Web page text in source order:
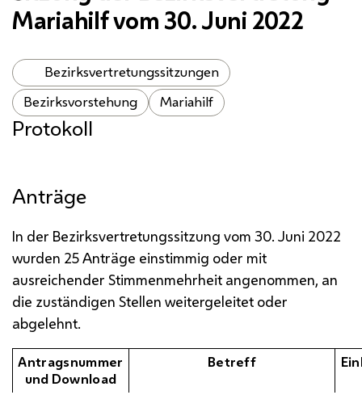
Mariahilf vom 30. Juni 2022
Bezirksvertretungssitzungen
Bezirksvorstehung
Mariahilf
Protokoll
Anträge
In der Bezirksvertretungssitzung vom 30. Juni 2022
wurden 25 Anträge einstimmig oder mit
ausreichender Stimmenmehrheit angenommen, an
die zuständigen Stellen weitergeleitet oder
abgelehnt.
Antragsnummer
und Download
Betreff